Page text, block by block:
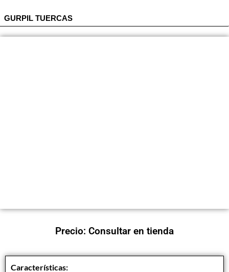
GURPIL TUERCAS
Precio: Consultar en tienda
Características: